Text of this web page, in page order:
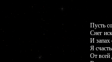
Пусть
Снег
И запах
Я
От